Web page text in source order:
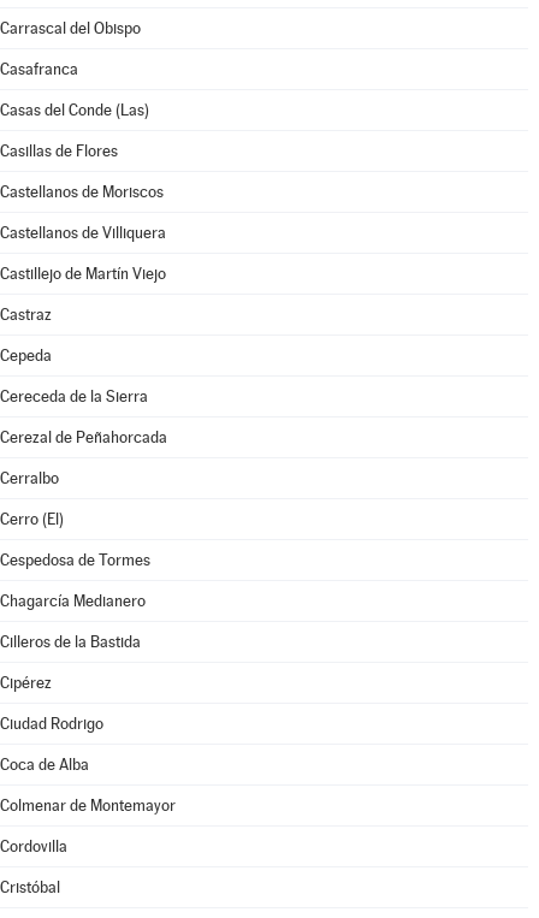
Carrascal del Obispo
Casafranca
Casas del Conde (Las)
Casillas de Flores
Castellanos de Moriscos
Castellanos de Villiquera
Castillejo de Martín Viejo
Castraz
Cepeda
Cereceda de la Sierra
Cerezal de Peñahorcada
Cerralbo
Cerro (El)
Cespedosa de Tormes
Chagarcía Medianero
Cilleros de la Bastida
Cipérez
Ciudad Rodrigo
Coca de Alba
Colmenar de Montemayor
Cordovilla
Cristóbal